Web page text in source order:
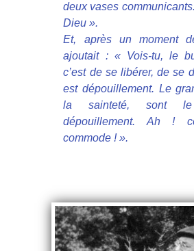
deux vases
Dieu ».
Et, après un moment
ajoutait : « Vois-tu, le
c’est de se libérer, de se
est dépouillement. Le
la sainteté, sont
dépouillement. Ah !
commode ! ».